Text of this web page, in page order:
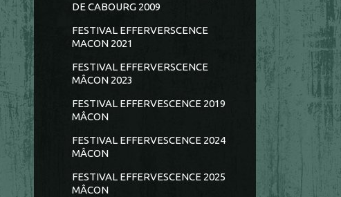
DE CABOURG 2009
FESTIVAL EFFERVERSCENCE
MACON 2021
FESTIVAL EFFERVERSCENCE
MÂCON 2023
FESTIVAL EFFERVESCENCE 2019
MÂCON
FESTIVAL EFFERVESCENCE 2024
MÂCON
FESTIVAL EFFERVESCENCE 2025
MÂCON